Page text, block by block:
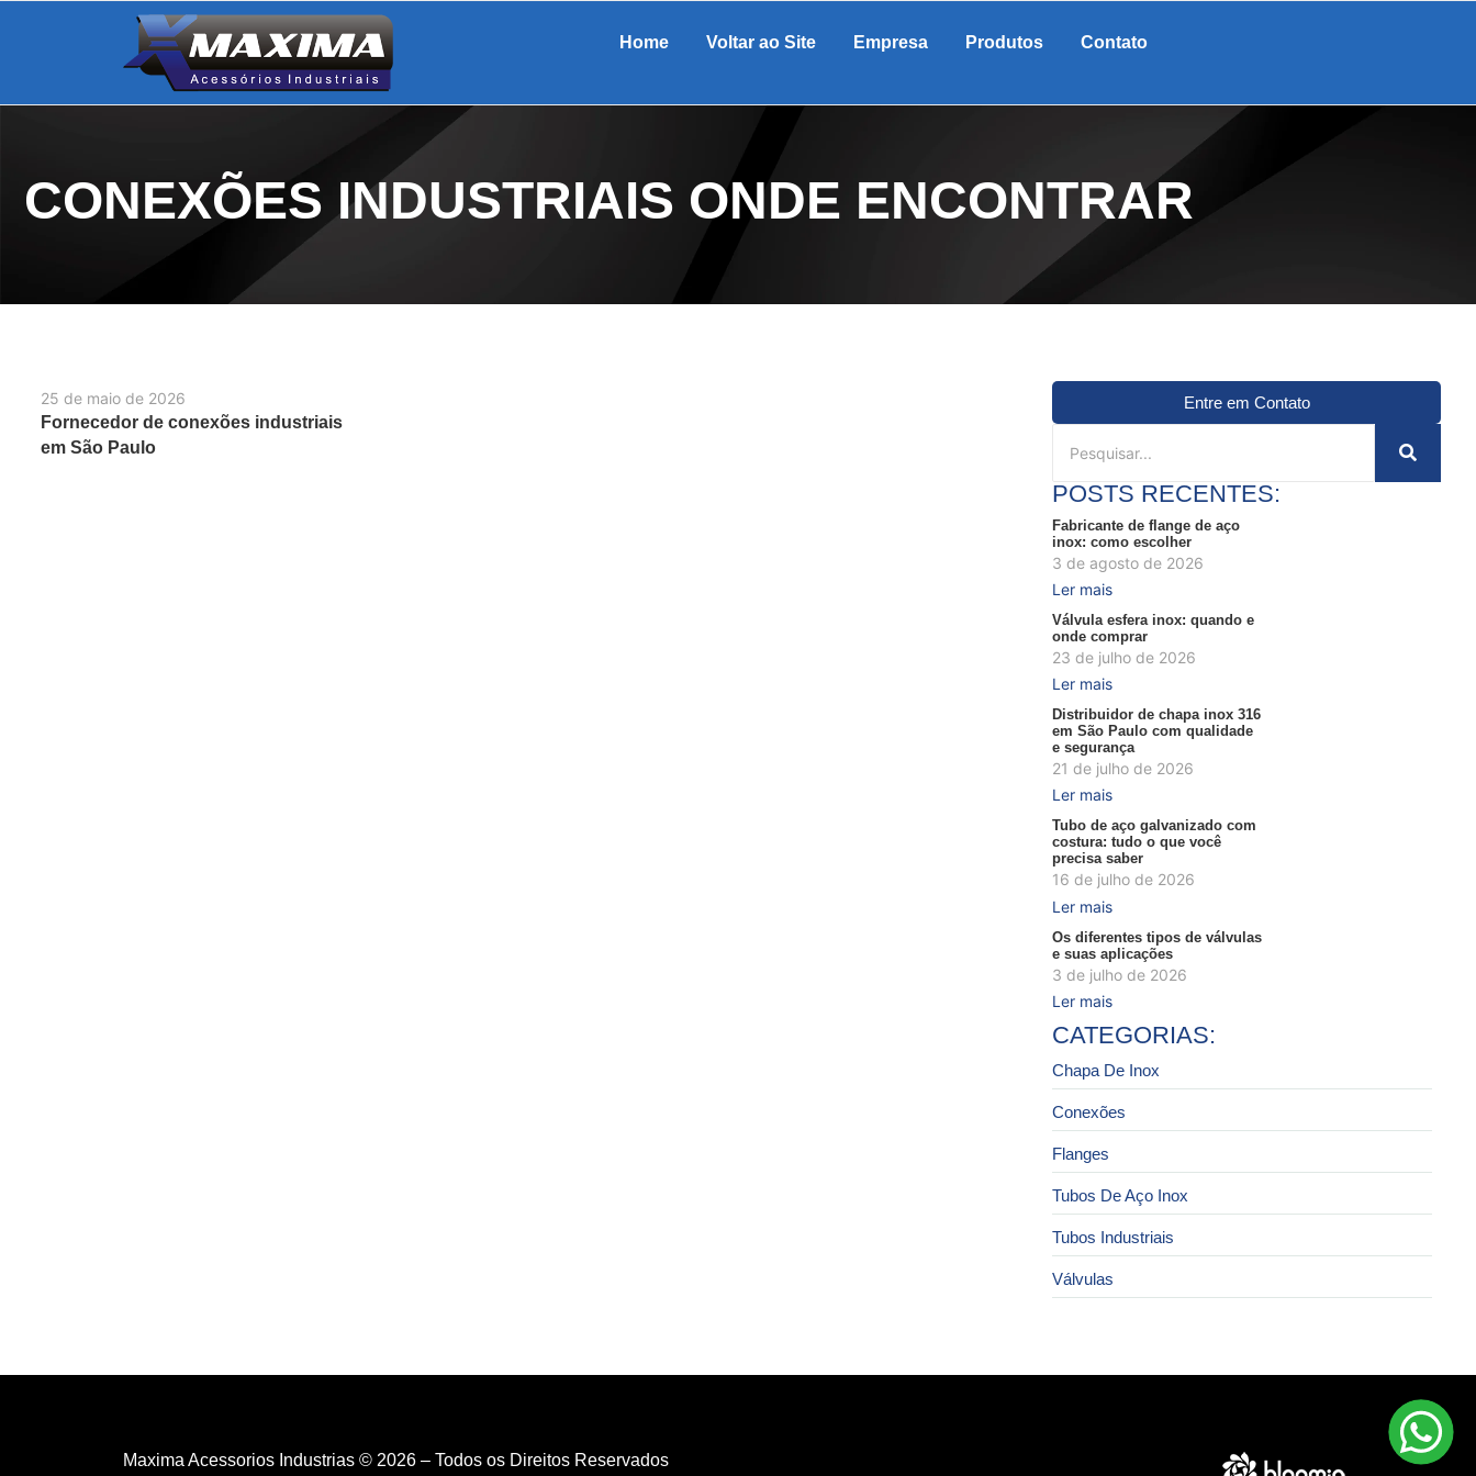
Home Voltar ao Site Empresa Produtos Contato
CONEXÕES INDUSTRIAIS ONDE ENCONTRAR
25 de maio de 2026
Fornecedor de conexões industriais
em São Paulo
Entre em Contato
POSTS RECENTES:
Fabricante de flange de aço
inox: como escolher
3 de agosto de 2026
Ler mais
Válvula esfera inox: quando e
onde comprar
23 de julho de 2026
Ler mais
Distribuidor de chapa inox 316
em São Paulo com qualidade
e segurança
21 de julho de 2026
Ler mais
Tubo de aço galvanizado com
costura: tudo o que você
precisa saber
16 de julho de 2026
Ler mais
Os diferentes tipos de válvulas
e suas aplicações
3 de julho de 2026
Ler mais
CATEGORIAS:
Chapa De Inox
Conexões
Flanges
Tubos De Aço Inox
Tubos Industriais
Válvulas
Maxima Acessorios Industrias © 2026 – Todos os Direitos Reservados